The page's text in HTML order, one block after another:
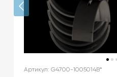
Артикул: G4700-1005014B*